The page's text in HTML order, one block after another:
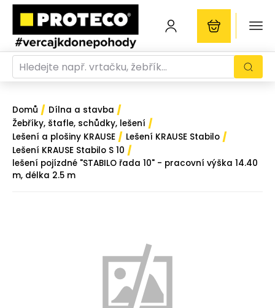
Domů / Dílna a stavba /
Žebříky, štafle, schůdky, lešení /
Lešení a plošiny KRAUSE / Lešení KRAUSE Stabilo /
Lešení KRAUSE Stabilo S 10 /
lešení pojízdné "STABILO řada 10" - pracovní výška 14.40
m, délka 2.5 m